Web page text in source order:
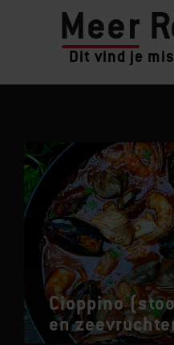
Meer
Dit vind je
Cioppino
en